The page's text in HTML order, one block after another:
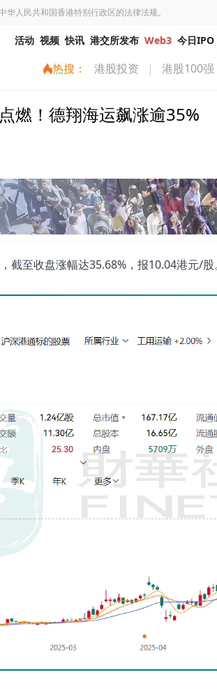
人民共和国香港特别行政区的法律法规。
活动 视频 快讯 港交所发布 Web3 今日IPO
热搜： 港股投资 | 港股100强
燃！德翔海运飙涨逾35%
至收盘涨幅达35.68%，报10.04港元/股。